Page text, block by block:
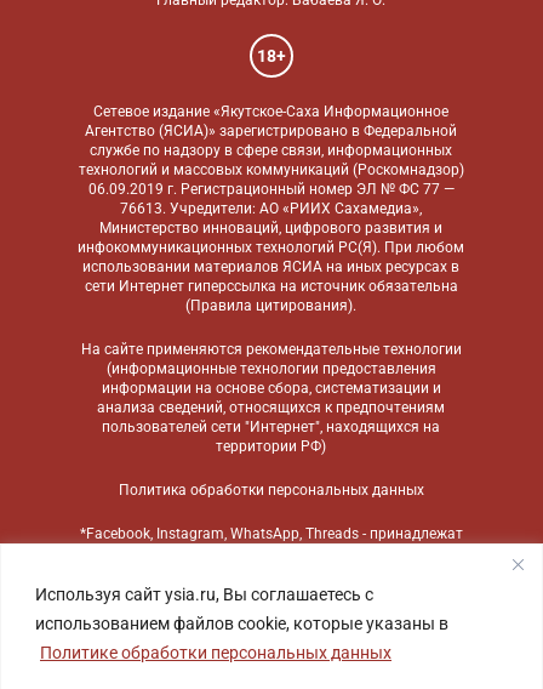
Используя сайт ysia.ru, Вы соглашаетесь с
использованием файлов cookie, которые указаны в
Политике обработки персональных данных
18+
Сетевое издание «Якутское-Саха Информационное
Агентство (ЯСИА)» зарегистрировано в Федеральной
службе по надзору в сфере связи, информационных
технологий и массовых коммуникаций (Роскомнадзор)
06.09.2019 г. Регистрационный номер ЭЛ № ФС 77 —
76613. Учредители: АО «РИИХ Сахамедиа»,
Министерство инноваций, цифрового развития и
инфокоммуникационных технологий РС(Я). При любом
использовании материалов ЯСИА на иных ресурсах в
сети Интернет гиперссылка на источник обязательна
(Правила цитирования).
На сайте применяются рекомендательные технологии
(информационные технологии предоставления
информации на основе сбора, систематизации и
анализа сведений, относящихся к предпочтениям
пользователей сети "Интернет", находящихся на
территории РФ)
Политика обработки персональных данных
*Facebook, Instagram, WhatsApp, Threads - принадлежат